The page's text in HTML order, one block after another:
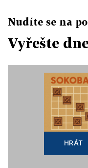
Nudíte se na
Vyřešte
HRÁT